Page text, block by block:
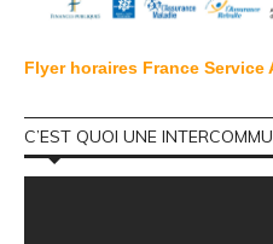
Flyer horaires France Service
C’EST QUOI UNE